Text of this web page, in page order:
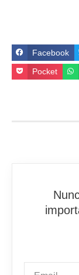
Facebook
Pocket